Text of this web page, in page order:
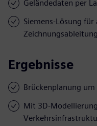
Geländedaten per
Siemens-Lösung für
Zeichnungsableitung
Ergebnisse
Brückenplanung
Mit 3D-